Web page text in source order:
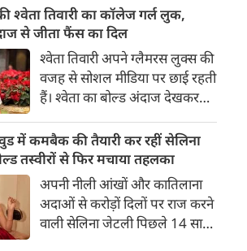
इंटरनेट पर तहलका मचाती रहती हैं।
इस बार निक्की ने मरून कलर की
साड़ी में अपनी कुछ सुपर सिजलिंग
तस्वीरें शेयर की है। खूबसूरत शिमरी
साड़ी में निक्की की अदाएं देखने
लायक है।
श्वेता तिवारी का कॉलेज गर्ल लुक,
से जीता फैंस का दिल
श्वेता तिवारी अपने ग्लैमरस लुक्स की
वजह से सोशल मीडिया पर छाई रहती
हैं। श्वेता का बोल्ड अंदाज देखकर
बच्चों की मां हैं। 45 साल की श्वेता
तिवारी की तस्वीरों पर फैंस जमकर
प्यार लुटाते हैं। इस बार श्वेता तिवारी
ने वेकेशन से अपनी कुछ तस्वीरें शेयर
की है।
में कमबैक की तैयारी कर रहीं सेलिना
तस्वीरों से फिर मचाया तहलका
अपनी नीली आंखों और कातिलाना
अदाओं से करोड़ों दिलों पर राज करने
वाली सेलिना जेटली पिछले 14 साल